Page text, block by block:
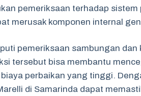
pemeriksaan terhadap
merusak komponen internal
pemeriksaan sambungan
tersebut bisa membantu
perbaikan yang tinggi.
di Samarinda dapat